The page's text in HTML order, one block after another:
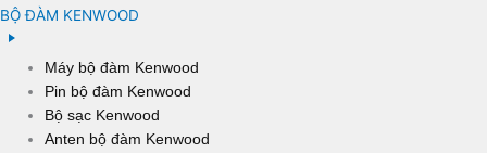
BỘ ĐÀM KENWOOD
Máy bộ đàm Kenwood
Pin bộ đàm Kenwood
Bộ sạc Kenwood
Anten bộ đàm Kenwood